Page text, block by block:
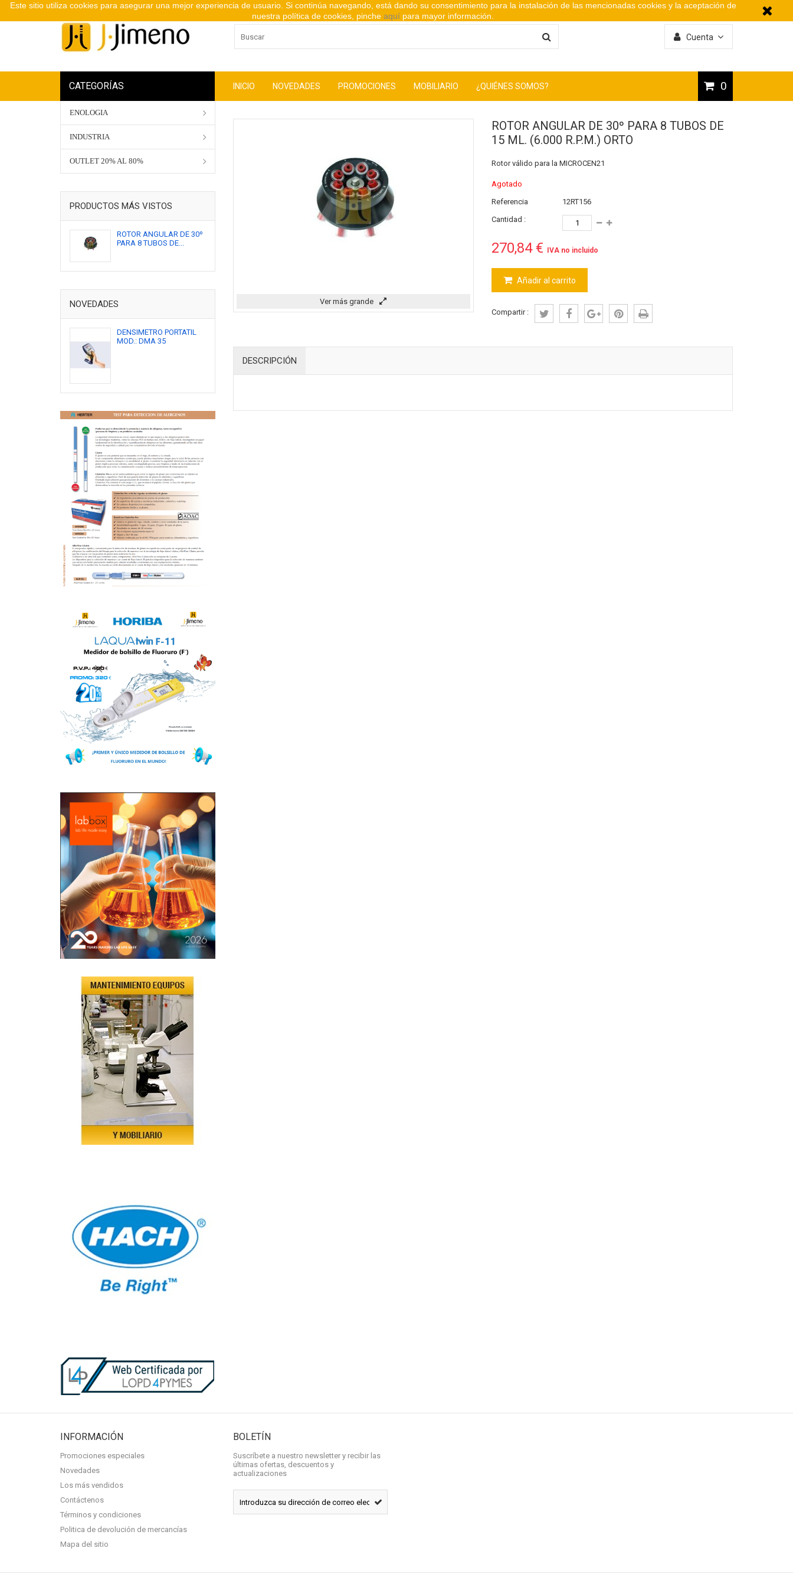
Cuenta
0
INICIO NOVEDADES PROMOCIONES MOBILIARIO ¿QUIÉNES SOMOS?
CATEGORÍAS
ENOLOGIA
INDUSTRIA
OUTLET 20% AL 80%
PRODUCTOS MÁS VISTOS
ROTOR ANGULAR DE 30º
PARA 8 TUBOS DE...
NOVEDADES
DENSIMETRO PORTATIL
MOD.: DMA 35
Ver más grande
ROTOR ANGULAR DE 30º PARA 8 TUBOS DE
15 ML. (6.000 R.P.M.) ORTO
Rotor válido para la MICROCEN21
Agotado
Referencia
12RT156
Cantidad :
270,84 € IVA no incluido
Añadir al carrito
Compartir :
DESCRIPCIÓN
INFORMACIÓN
Promociones especiales
Novedades
Los más vendidos
Contáctenos
Términos y condiciones
Politica de devolución de mercancías
Mapa del sitio
BOLETÍN
Suscríbete a nuestro newsletter y recibir las
últimas ofertas, descuentos y
actualizaciones
Este sitio utiliza cookies para asegurar una mejor experiencia de usuario. Si continúa navegando, está dando su consentimiento para la instalación de las mencionadas cookies y la aceptación de
nuestra política de cookies, pinche aquí para mayor información.